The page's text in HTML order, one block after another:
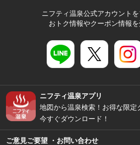
ニフティ温泉公式アカウント
おトク情報やクーポン情報
ニフティ温泉アプリ
地図から温泉検索！お得な限定
今すぐダウンロード！
ご意見ご要望 ・お問い合わせ